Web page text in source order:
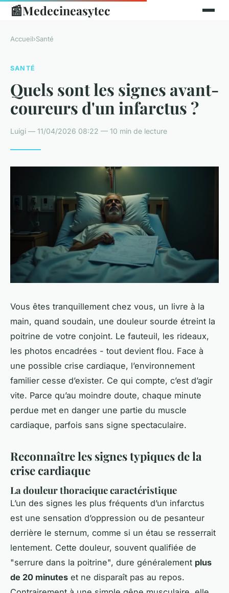
📰Medecineasytec
Accueil›Santé
SANTÉ
Quels sont les signes avant-
coureurs d'un infarctus ?
Luigi — 11/04/2026 08:22 — 10 min de lecture
Vous êtes tranquillement chez vous, un livre à la
main, quand soudain, une douleur sourde étreint la
poitrine de votre conjoint. Le fauteuil, les rideaux,
les photos encadrées - tout devient flou. Face à
une possible crise cardiaque, l’environnement
familier cesse d’exister. Ce qui compte, c’est d’agir
vite. Parce qu’au moindre doute, chaque minute
perdue met en danger une partie du muscle
cardiaque, parfois sans signe spectaculaire.
Reconnaître les signes typiques de la
crise cardiaque
La douleur thoracique caractéristique
L’un des signes les plus fréquents d’un infarctus
est une sensation d’oppression ou de pesanteur
derrière le sternum, comme si un étau se resserrait
lentement. Cette douleur, souvent qualifiée de
"serrure dans la poitrine", dure généralement plus
de 20 minutes et ne disparaît pas au repos.